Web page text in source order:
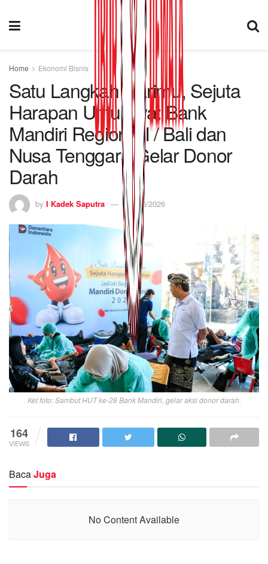
Home Ekonomi Bisnis
Satu Langkah Darimu, Sejuta
Harapan Untuknya: Bank
Mandiri Region XI / Bali dan
Nusa Tenggara Gelar Donor
Darah
by I Kadek Saputra 02/06/2026
Ket foto: Sambut HUT ke-28 Bank Mandiri, gelar aksi donor darah.
164
VIEWS
BacaJuga
No Content Available